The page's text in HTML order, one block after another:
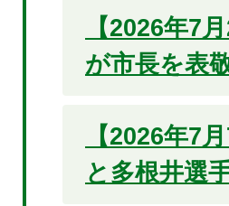
【2026年7
が市長を表
【2026年7
と多根井選